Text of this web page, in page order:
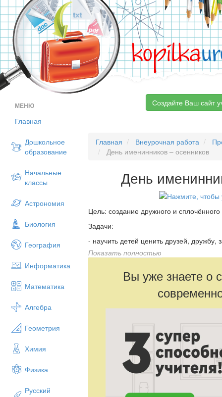
kopilka
МЕНЮ
Главная
Дошкольное
образование
Начальные
классы
Астрономия
Биология
География
Информатика
Математика
Алгебра
Геометрия
Химия
Физика
Русский
Создайте Ваш сайт
Главная Внеурочная работа
День именинников – осенников
День
Цель: создание дружного и сплочённого
Задачи:
- научить детей ценить друзей, дружбу,
- дать понятие дружбы; познакомить с
- учить доброжелательности,
радости и печали;
- воспитывать бережное и тёплое
Показать полностью
Вы уже знаете о